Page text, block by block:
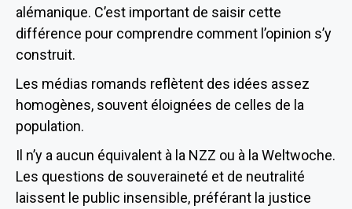
alémanique. C’est important de saisir cette
différence pour comprendre comment l’opinion s’y
construit.
Les médias romands reflètent des idées assez
homogènes, souvent éloignées de celles de la
population.
Il n’y a aucun équivalent à la NZZ ou à la Weltwoche.
Les questions de souveraineté et de neutralité
laissent le public insensible, préférant la justice